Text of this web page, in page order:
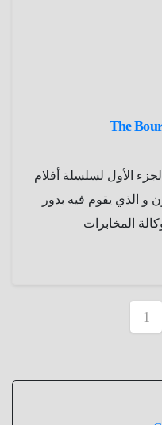
2002 و بمثابة الجزء الأول لسلسلة أفلام
و الذي يقوم فيه بدور
المخابرات
1